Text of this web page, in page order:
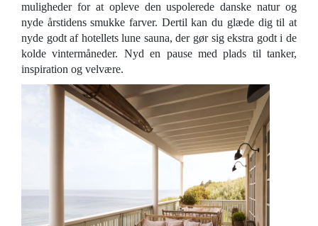
muligheder for at opleve den uspolerede danske natur og
nyde årstidens smukke farver. Dertil kan du glæde dig til at
nyde godt af hotellets lune sauna, der gør sig ekstra godt i de
kolde vintermåneder. Nyd en pause med plads til tanker,
inspiration og velvære.